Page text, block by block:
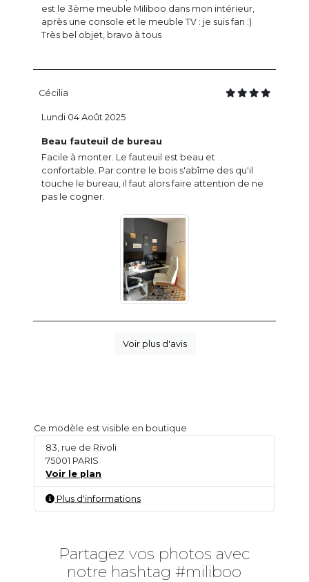
est le 3ème meuble Miliboo dans mon intérieur,
après une console et le meuble TV : je suis fan :)
Très bel objet, bravo à tous
Cécilia
Beau fauteuil de bureau
Facile à monter. Le fauteuil est beau et
confortable. Par contre le bois s'abîme des qu'il
touche le bureau, il faut alors faire attention de ne
pas le cogner.
Lundi 04 Août 2025
Voir plus d'avis
Ce modèle est visible en boutique
83, rue de Rivoli
75001 PARIS
Voir le plan
Plus d'informations
Partagez vos photos avec
notre hashtag #miliboo